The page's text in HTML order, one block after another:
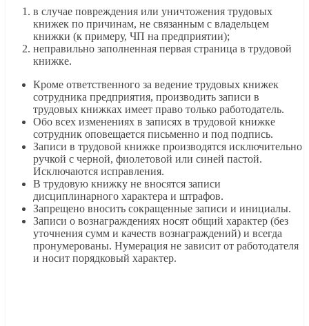
в случае повреждения или уничтожения трудовых
книжек по причинам, не связанным с владельцем
книжки (к примеру, ЧП на предприятии);
неправильно заполненная первая страница в трудовой
книжке.
Кроме ответственного за ведение трудовых книжек
сотрудника предприятия, производить записи в
трудовых книжках имеет право только работодатель.
Обо всех изменениях в записях в трудовой книжке
сотрудник оповещается письменно и под подпись.
Записи в трудовой книжке производятся исключительно
ручкой с черной, фиолетовой или синей пастой.
Исключаются исправления.
В трудовую книжку не вносятся записи
дисциплинарного характера и штрафов.
Запрещено вносить сокращенные записи и инициалы.
Записи о вознаграждениях носят общий характер (без
уточнения сумм и качеств вознаграждений) и всегда
пронумерованы. Нумерация не зависит от работодателя
и носит порядковый характер.